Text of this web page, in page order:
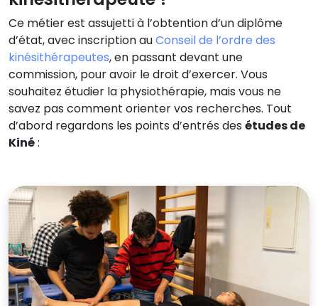
Ce métier est assujetti à l’obtention d’un diplôme
d’état, avec inscription auConseil de l’ordre des
kinésithérapeutes, en passant devant une
commission, pour avoir le droit d’exercer. Vous
souhaitez étudier la physiothérapie, mais vous ne
savez pas comment orienter vos recherches. Tout
d’abord regardons les points d’entrés des études de
Kiné: